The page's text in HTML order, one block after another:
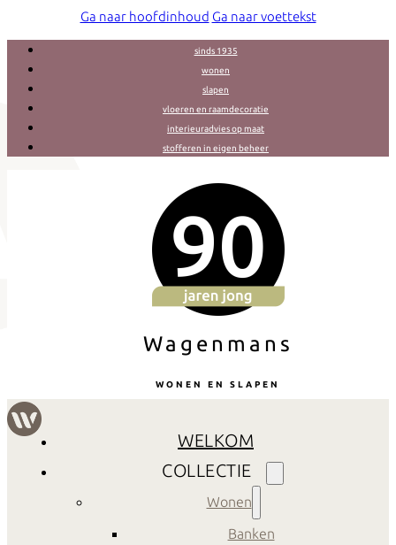
Ga naar hoofdinhoud Ga naar voettekst
sinds 1935
wonen
slapen
vloeren en raamdecoratie
interieuradvies op maat
stofferen in eigen beheer
Wagenmans
WONEN EN SLAPEN
WELKOM
COLLECTIE
Wonen
Banken